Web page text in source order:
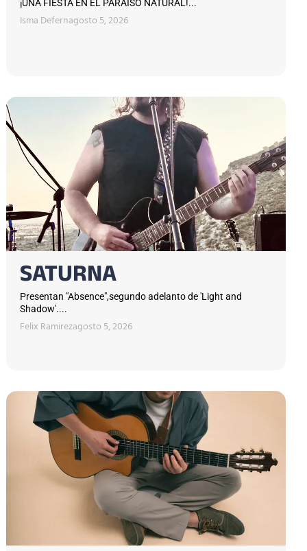
¡UNA FIESTA EN EL PARAÍSO NATURAL!...
Isma Defernagosto 5, 2026
SATURNA
Presentan "Absence",segundo adelanto de 'Light and
Shadow'....
Felix Ramirezagosto 5, 2026